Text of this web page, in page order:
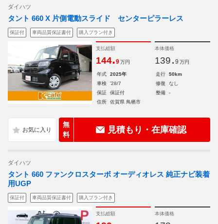
ダイハツ
タント 660 X 片側電動スライド センターピラーレス
保証付 車両品質保証書付 購入プラン付き
支払総額
144.9 万円
本体価格
139. 9 万円
年式 2025年 走行
50km
車検
'28/7 修復
なし
保証
保証付 整備
-
住所
佐賀県 鳥栖市
無
料
見積もり・在庫確認
ダイハツ
タント 660 ファンクロスターボ オーディオレス 純正ナビ装着
用UGP
保証付 車両品質保証書付 購入プラン付き
支払総額 本体価格